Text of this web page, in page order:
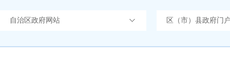
自治区政府网站 区（市）县政府门